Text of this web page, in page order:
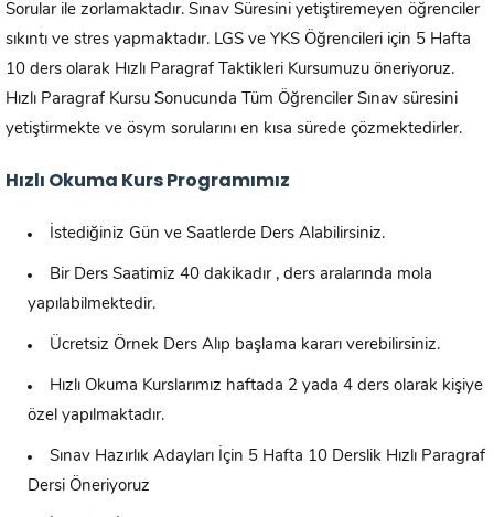
Sorular ile zorlamaktadır. Sınav Süresini yetiştiremeyen öğrenciler
sıkıntı ve stres yapmaktadır. LGS ve YKS Öğrencileri için 5 Hafta
10 ders olarak Hızlı Paragraf Taktikleri Kursumuzu öneriyoruz.
Hızlı Paragraf Kursu Sonucunda Tüm Öğrenciler Sınav süresini
yetiştirmekte ve ösym sorularını en kısa sürede çözmektedirler.
Hızlı Okuma Kurs Programımız
İstediğiniz Gün ve Saatlerde Ders Alabilirsiniz.
Bir Ders Saatimiz 40 dakikadır , ders aralarında mola
yapılabilmektedir.
Ücretsiz Örnek Ders Alıp başlama kararı verebilirsiniz.
Hızlı Okuma Kurslarımız haftada 2 yada 4 ders olarak kişiye
özel yapılmaktadır.
Sınav Hazırlık Adayları İçin 5 Hafta 10 Derslik Hızlı Paragraf
Dersi Öneriyoruz